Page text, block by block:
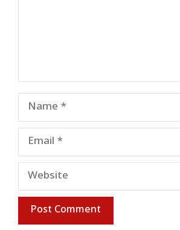
Name
Email
Website